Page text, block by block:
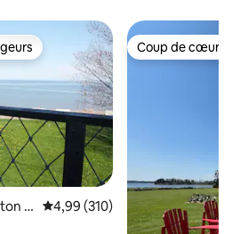
parmi les plus aimés
P
Note moyenne de 4,99 sur 5,
4,99 (310)
Coup de cœur
Coup de cœur